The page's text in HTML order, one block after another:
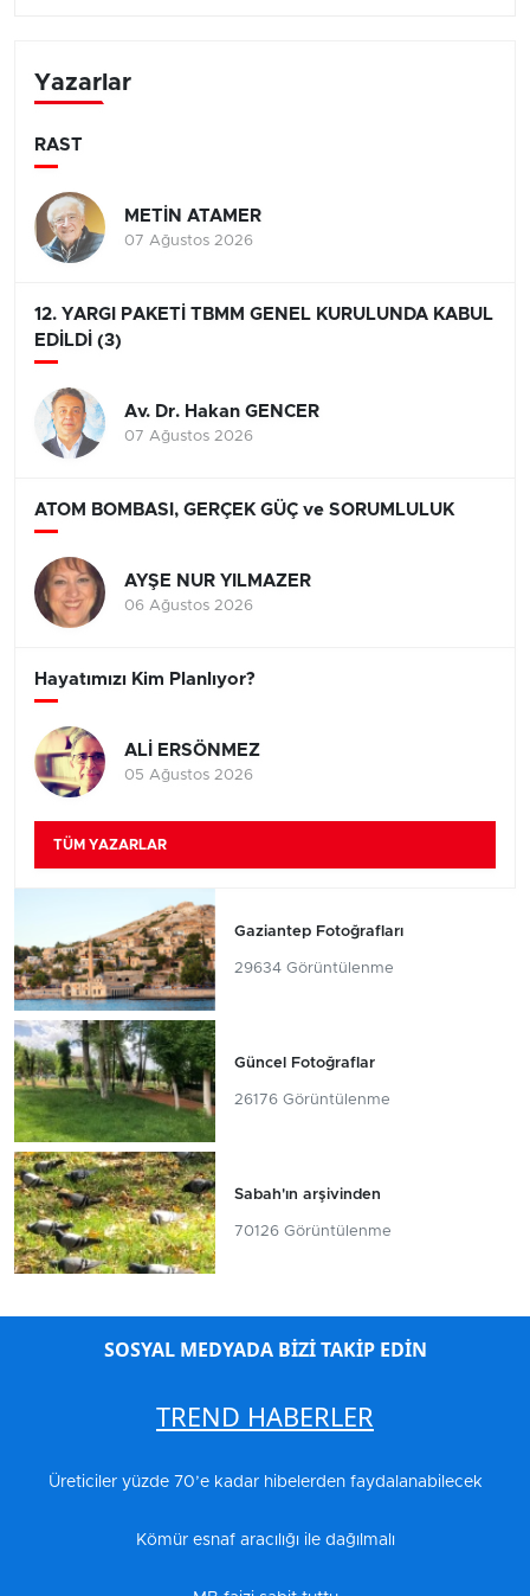
Yazarlar
RAST
METİN ATAMER
07 Ağustos 2026
12. YARGI PAKETİ TBMM GENEL KURULUNDA KABUL
EDİLDİ (3)
Av. Dr. Hakan GENCER
07 Ağustos 2026
ATOM BOMBASI, GERÇEK GÜÇ ve SORUMLULUK
AYŞE NUR YILMAZER
06 Ağustos 2026
Hayatımızı Kim Planlıyor?
ALİ ERSÖNMEZ
05 Ağustos 2026
TÜM YAZARLAR
Gaziantep Fotoğrafları
29634 Görüntülenme
Güncel Fotoğraflar
26176 Görüntülenme
Sabah'ın arşivinden
70126 Görüntülenme
SOSYAL MEDYADA BİZİ TAKİP EDİN
TREND HABERLER
Üreticiler yüzde 70’e kadar hibelerden faydalanabilecek
Kömür esnaf aracılığı ile dağılmalı